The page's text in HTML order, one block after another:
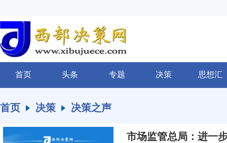
首页 头条 专题 决策 思想汇
首页 决策 决策之声
市场监管总局：进一